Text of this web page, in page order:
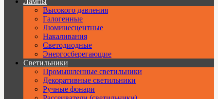
Высокого давления
Галогенные
Люминесцентные
Накаливания
Светодиодные
Энергосберегающие
Светильники
Промышленные светильники
Декоративные светильники
Ручные фонари